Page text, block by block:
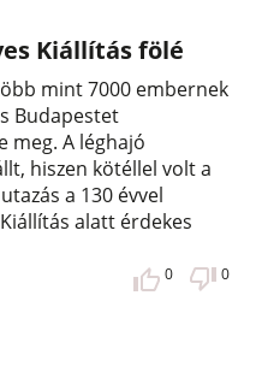
Kiállítás fölé
mint 7000 embernek
Budapestet
meg. A léghajó
hiszen kötéllel volt a
a 130 évvel
alatt érdekes
0 0